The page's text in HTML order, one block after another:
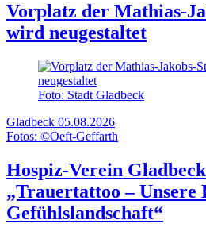
Vorplatz der Mathias-
wird neugestaltet
Foto: Stadt Gladbeck
Gladbeck 05.08.2026
Fotos: ©Oeft-Geffarth
Hospiz-Verein
„Trauertattoo – Unsere
Gefühlslandschaft“